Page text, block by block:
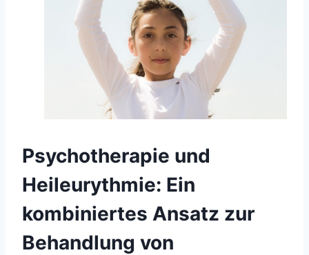
Psychotherapie und
Heileurythmie: Ein
kombiniertes Ansatz zur
Behandlung von